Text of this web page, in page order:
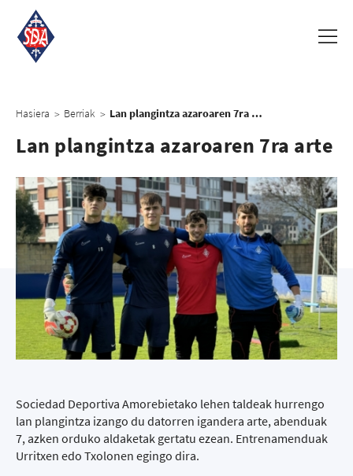
Hasiera > Berriak > Lan plangintza azaroaren 7ra arte
Lan plangintza azaroaren 7ra arte
Sociedad Deportiva Amorebietako lehen taldeak hurrengo
lan plangintza izango du datorren igandera arte, abenduak
7, azken orduko aldaketak gertatu ezean. Entrenamenduak
Urritxen edo Txolonen egingo dira.